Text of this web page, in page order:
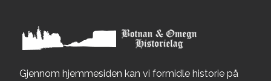
Gjennom hjemmesiden kan vi formidle historie på